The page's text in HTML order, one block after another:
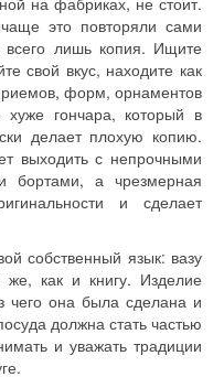
это повторяли сами
лишь копия. Ищите
свой вкус, находите как
форм, орнаментов
хуже гончара, который в
делает плохую копию.
выходить с непрочными
бортами, а чрезмерная
и сделает
собственный язык: вазу
как и книгу. Изделие
чего она была сделана и
должна стать частью
и уважать традиции